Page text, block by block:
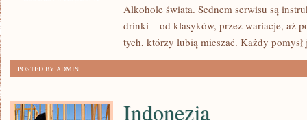
JEGO
ODMIANY
Alkohole świata. Sednem serwisu są
drinki – od klasyków, przez wariacje, aż
tych, którzy lubią mieszać. Każdy pomysł
POSTED BY ADMIN
Indonezja